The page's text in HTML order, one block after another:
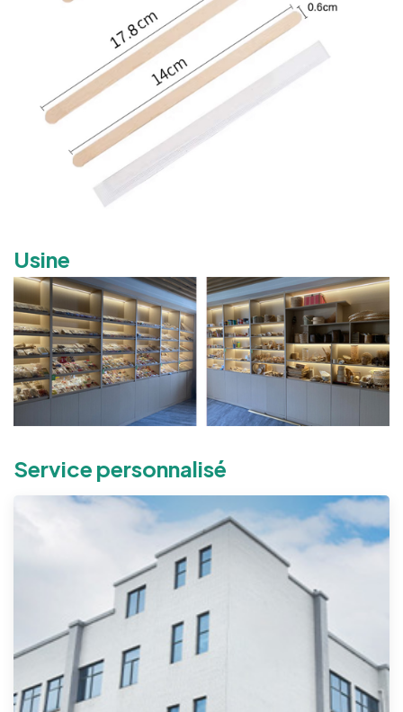
Usine
Service personnalisé